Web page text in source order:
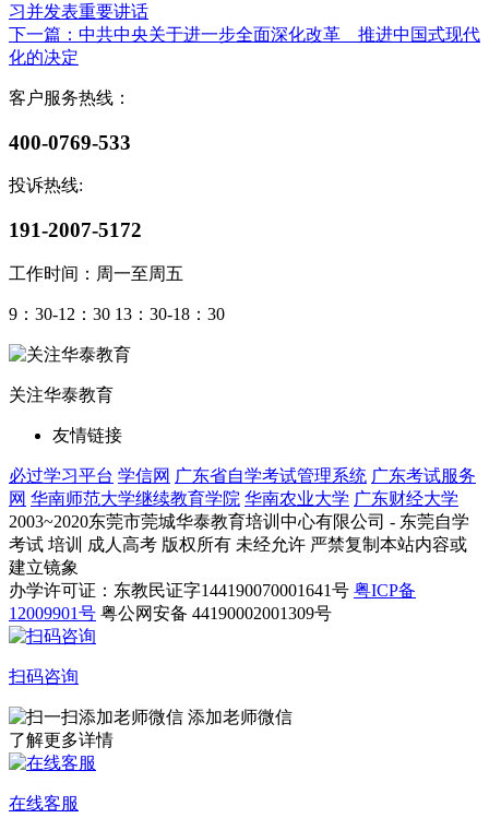
习并发表重要讲话
下一篇 ：中共中央关于进一步全面深化改革 推进中国式现代
化的决定
客户服务热线：
400-0769-533
投诉热线:
191-2007-5172
工作时间：周一至周五
9：30-12：30 13：30-18：30
关注华泰教育
友情链接
必过学习平台 学信网 广东省自学考试管理系统 广东考试服务
网 华南师范大学继续教育学院 华南农业大学 广东财经大学
2003~2020东莞市莞城华泰教育培训中心有限公司 - 东莞自学
考试 培训 成人高考 版权所有 未经允许 严禁复制本站内容或
建立镜象
办学许可证：东教民证字144190070001641号 粤ICP备
12009901号 粤公网安备 44190002001309号
扫码咨询
添加老师微信
了解更多详情
在线客服